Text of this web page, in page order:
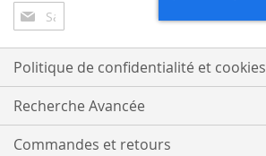
Inscription
à
notre
lettre
d’information
:
Politique de confidentialité et cookies
Recherche Avancée
Commandes et retours